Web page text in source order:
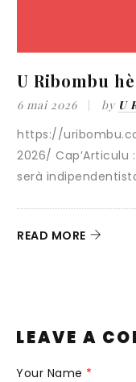
U Ribombu
6 mai 2026 by U
https://
2026/ Cap’Articulu
serà
READ MORE
LEAVE A
Your Name *